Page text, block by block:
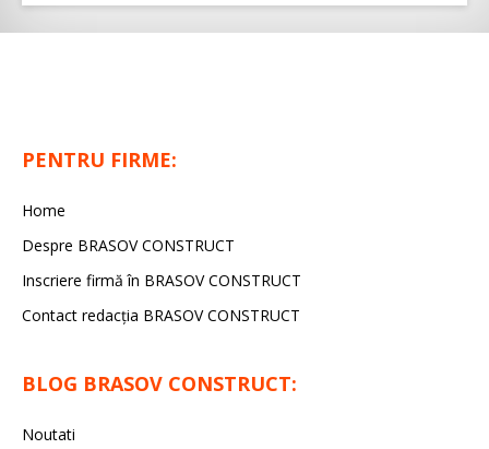
PENTRU FIRME:
Home
Despre BRASOV CONSTRUCT
Inscriere firmă în BRASOV CONSTRUCT
Contact redacţia BRASOV CONSTRUCT
BLOG BRASOV CONSTRUCT:
Noutati